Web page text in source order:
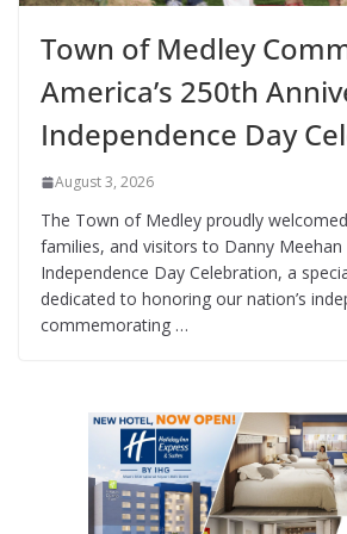
Town of Medley
America’s 250th
Independence Day
August 3, 2026
The Town of Medley proudly
families, and visitors to Danny
Independence Day Celebration, a
dedicated to honoring our nation’s
commemorating …